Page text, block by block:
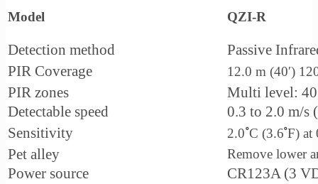
Model QZI-R
Detection method
Passive
PIR Coverage
12.0 m (40′)
PIR zones
Multi level: 40
Detectable speed
0.3 to 2.0 m/s
Sensitivity
2.0 ํC (3.6 ํF) at
Pet alley Remove lower
Power source
CR123A (3